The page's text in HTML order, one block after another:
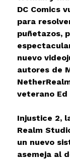
DC Comics
para
puñetazos,
nuevo
autores de
veterano Ed
Injustice 2,
Realm
un nuevo
asemeja al